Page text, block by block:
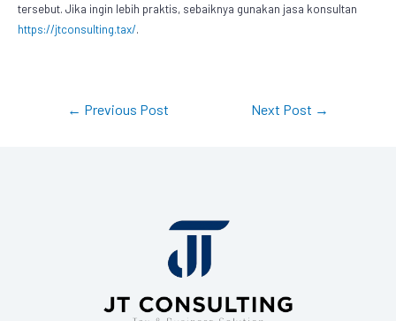
tersebut. Jika ingin lebih praktis, sebaiknya gunakan jasa konsultan
https://jtconsulting.tax/.
← Previous Post Next Post →